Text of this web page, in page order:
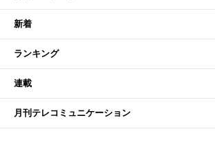
新着
ランキング
連載
月刊テレコミュニケーション